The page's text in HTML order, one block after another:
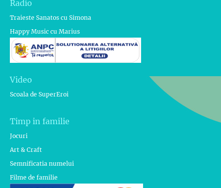
Radio
Traieste Sanatos cu Simona
Happy Music cu Marius
Video
Scoala de SuperEroi
Timp in familie
Jocuri
Art & Craft
Semnificatia numelui
Filme de familie